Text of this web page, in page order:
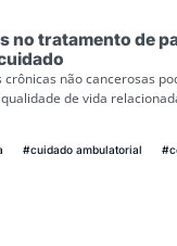
no tratamento de
não cancerosas
de vida
#cuidado ambulatorial